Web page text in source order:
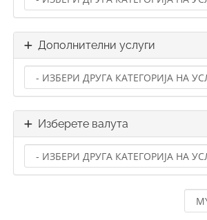
Дополнителни услуги
Изберете валута